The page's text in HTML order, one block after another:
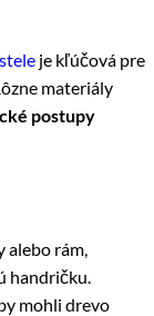
je kľúčová pre
materiály
postupy
alebo rám,
handričku.
mohli drevo